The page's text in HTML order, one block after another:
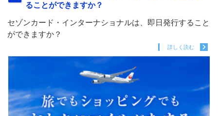
ることができますか？
セゾンカード・インターナショナルは、即日発行すること
ができますか？
詳しく読む